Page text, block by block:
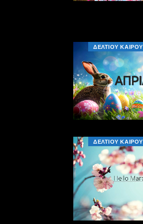
ΔΕΛΤΙΟΥ ΚΑΙΡΟΥ
ΔΕΛΤΙΟΥ ΚΑΙΡΟΥ